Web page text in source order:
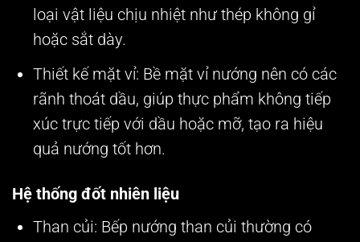
loại vật liệu chịu nhiệt như thép không gỉ
hoặc sắt dày.
Thiết kế mặt vỉ: Bề mặt vỉ nướng nên có các
rãnh thoát dầu, giúp thực phẩm không tiếp
xúc trực tiếp với dầu hoặc mỡ, tạo ra hiệu
quả nướng tốt hơn.
Hệ thống đốt nhiên liệu
Than củi: Bếp nướng than củi thường có